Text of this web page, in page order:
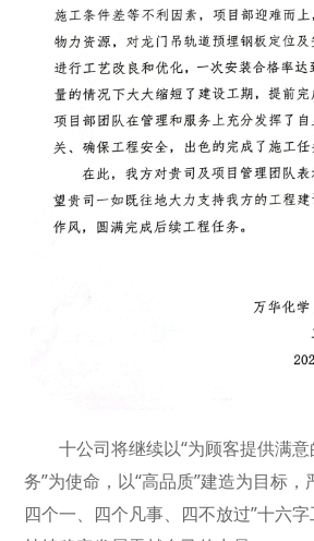
十公司将继续以“为顾客提供满
务”为使命，以“高品质”建造为目标，
四个一、四个凡事、四不放过”十六